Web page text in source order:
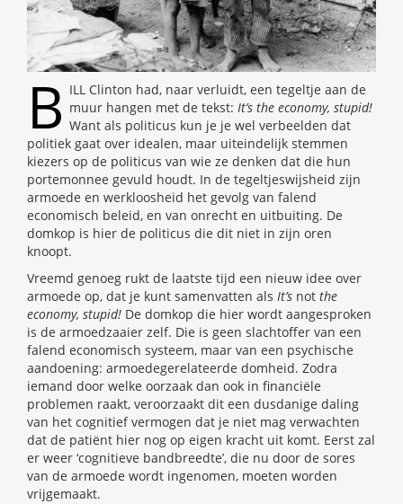
B ILL Clinton had, naar verluidt, een tegeltje aan de
muur hangen met de tekst: It’s the economy, stupid!
Want als politicus kun je je wel verbeelden dat
politiek gaat over idealen, maar uiteindelijk stemmen
kiezers op de politicus van wie ze denken dat die hun
portemonnee gevuld houdt. In de tegeltjeswijsheid zijn
armoede en werkloosheid het gevolg van falend
economisch beleid, en van onrecht en uitbuiting. De
domkop is hier de politicus die dit niet in zijn oren
knoopt.
Vreemd genoeg rukt de laatste tijd een nieuw idee over
armoede op, dat je kunt samenvatten als It’s not the
economy, stupid! De domkop die hier wordt aangesproken
is de armoedzaaier zelf. Die is geen slachtoffer van een
falend economisch systeem, maar van een psychische
aandoening: armoedegerelateerde domheid. Zodra
iemand door welke oorzaak dan ook in financiële
problemen raakt, veroorzaakt dit een dusdanige daling
van het cognitief vermogen dat je niet mag verwachten
dat de patiënt hier nog op eigen kracht uit komt. Eerst zal
er weer ‘cognitieve bandbreedte’, die nu door de sores
van de armoede wordt ingenomen, moeten worden
vrijgemaakt.